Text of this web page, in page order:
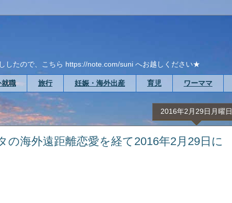
したので、こちら https://note.com/suni へお越しください★
就職 旅行 妊娠・海外出産 育児 ワーママ
2016年2月29日月曜日
の海外遠距離恋愛を経て2016年2月29日に